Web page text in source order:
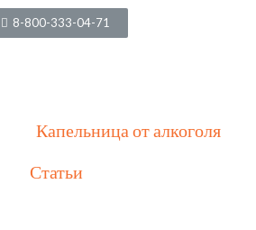
8-800-333-04-71
Капельница от алкоголя
Статьи